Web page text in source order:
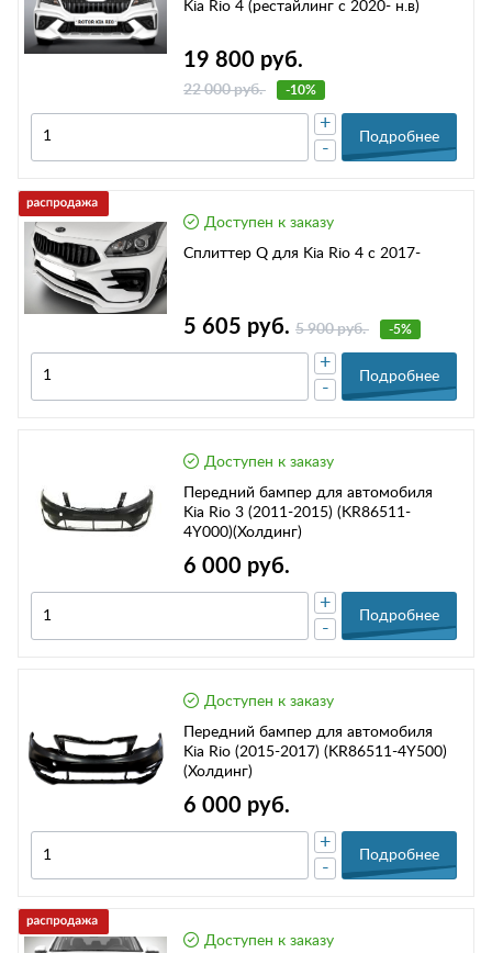
Kia Rio 4 (рестайлинг с 2020- н.в)
19 800 руб.
22 000 руб. -10%
-
+
Подробнее
Доступен к заказу
Сплиттер Q для Kia Rio 4 с 2017-
5 605 руб. 5 900 руб. -5%
-
+
Подробнее
Доступен к заказу
Передний бампер для автомобиля
Kia Rio 3 (2011-2015) (KR86511-
4Y000)(Холдинг)
6 000 руб.
-
+
Подробнее
Доступен к заказу
Передний бампер для автомобиля
Kia Rio (2015-2017) (KR86511-4Y500)
(Холдинг)
6 000 руб.
-
+
Подробнее
Доступен к заказу